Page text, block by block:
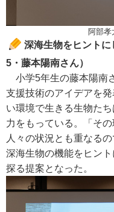
阿部孝
深海生物をヒント
5・藤本陽南さん）
小学5年生の藤本陽南
支援技術のアイデアを
い環境で生きる生物た
力をもっている。「そ
人々の状況とも重なる
深海生物の機能をヒン
探る提案となった。